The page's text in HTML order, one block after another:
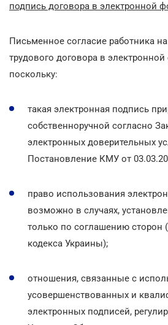
подпись договора в электронной
Письменное согласие работника
трудового договора в электронной
поскольку:
такая электронная подпись
собственноручной согласно
электронных доверительных
Постановление КМУ от
право использования
возможно в случаях,
только по соглашению сторон
кодекса Украины);
отношения, связанные с
усовершенствованных и
электронных подписей,